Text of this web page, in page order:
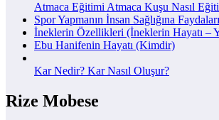
Atmaca Eğitimi Atmaca Kuşu Nasıl
Spor Yapmanın İnsan Sağlığına Faydaları
İneklerin Özellikleri (İneklerin Hayatı –
Ebu Hanifenin Hayatı (Kimdir)
Kar Nedir? Kar Nasıl Oluşur?
Rize Mobese